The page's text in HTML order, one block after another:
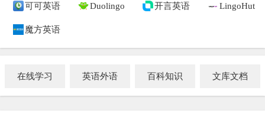
可可英语 Duolingo 开言英语 LingoHut
魔方英语
在线学习 英语外语 百科知识 文库文档